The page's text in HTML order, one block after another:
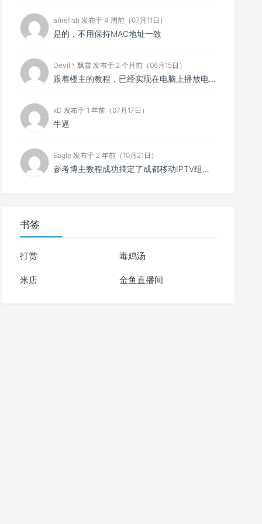
afirefish 发布于 4 周前（07月11日）
是的，不用保持MAC地址一致
Devil丶飘雪 发布于 2 个月前（06月15日）
跟着楼主的教程，已经实现在电脑上播放电视直播，但是有个问题，我是在光猫上设置了两个IPTV口，其中一...
xD 发布于 1 年前（07月17日）
牛逼
Eagle 发布于 2 年前（10月21日）
参考博主教程成功搞定了成都移动IPTV组播转单播，电脑、手机都可以播放了。但目前有个问题，原IPTV...
书签
打赏 毒鸡汤
米店 金鱼直播间